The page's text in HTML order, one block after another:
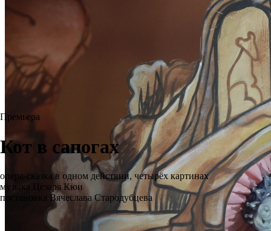
Премьера
Кот в сапогах
опера-сказка в одном действии, четырёх картинах
музыка Цезаря Кюи
постановка Вячеслава Стародубцева